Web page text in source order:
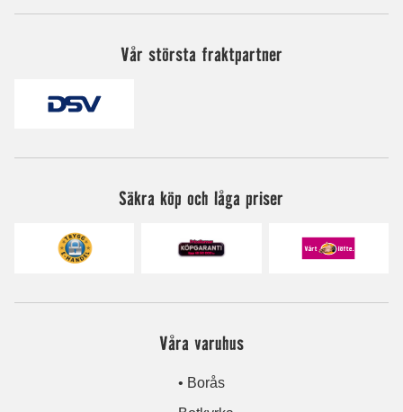
Vår största fraktpartner
Säkra köp och låga priser
Våra varuhus
• Borås